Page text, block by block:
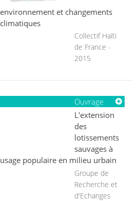
environnement et changements
climatiques
Collectif Haïti
de France -
2015
Ouvrage
L'extension
des
lotissements
sauvages à
usage populaire en milieu urbain
Groupe de
Recherche et
d'Echanges